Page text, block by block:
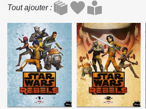
Tout ajouter